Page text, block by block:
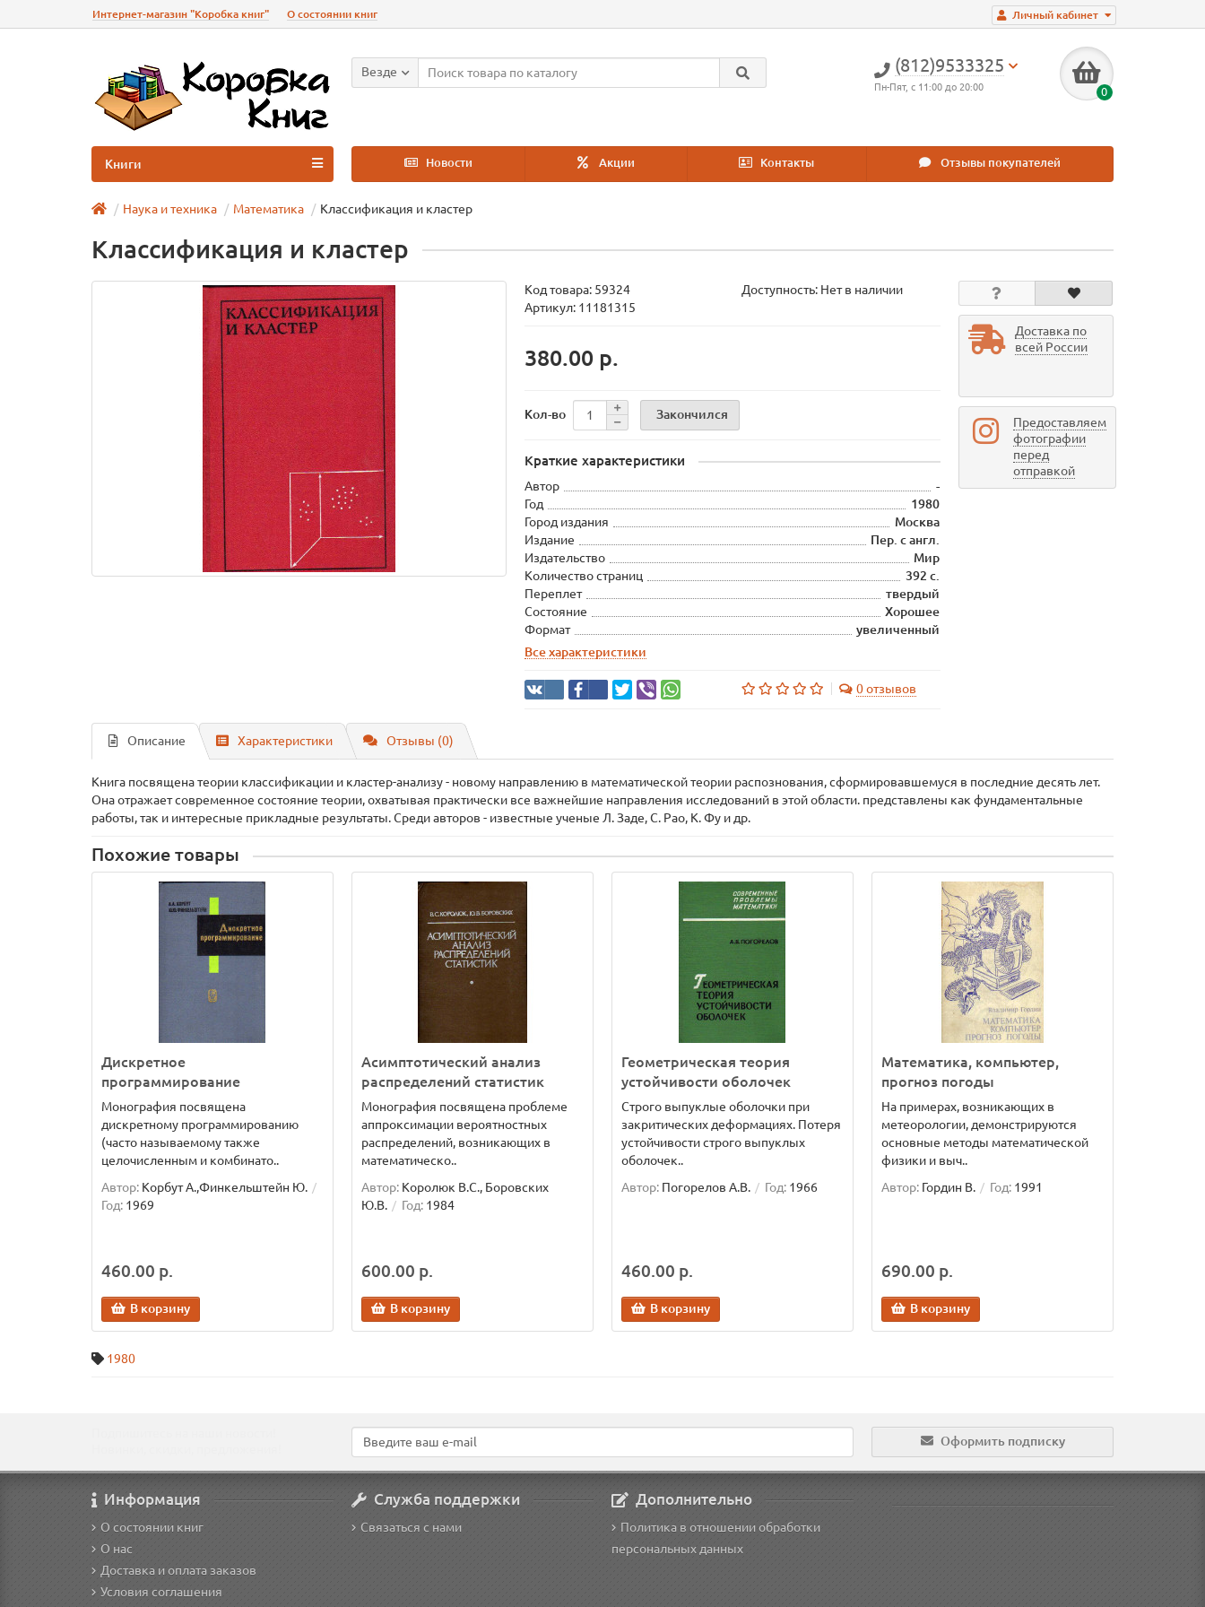
Личный кабинет
Интернет-магазин "Коробка книг" О состоянии книг
(812)9533325
Пн-Пят, с 11:00 до 20:00 0
Везде
Новости Акции Контакты Отзывы покупателей
Книги
Наука и техника Математика Классификация и кластер
Классификация и кластер
Код товара: 59324
Доступность: Нет в наличии
Артикул: 11181315
380.00 р.
Кол-во Закончился
Краткие характеристики
Автор
-
Год
1980
Город издания
Москва
Издание
Пер. с англ.
Издательство
Мир
Количество страниц
392 с.
Переплет
твердый
Состояние
Хорошее
Формат
увеличенный
Все характеристики
0 отзывов
Доставка по
всей России
Предоставляем
фотографии
перед
отправкой
Описание Характеристики Отзывы (0)
Книга посвящена теории классификации и кластер-анализу - новому направлению в математической теории распознования, сформировавшемуся в последние десять лет.
Она отражает современное состояние теории, охватывая практически все важнейшие направления исследований в этой области. представлены как фундаментальные
работы, так и интересные прикладные результаты. Среди авторов - известные ученые Л. Заде, С. Рао, К. Фу и др.
Похожие товары
Дискретное
программирование
Монография посвящена
дискретному программированию
(часто называемому также
целочисленным и комбинато..
Автор: Корбут А.,Финкельштейн Ю.
Год: 1969
460.00 р.
В корзину
Асимптотический анализ
распределений статистик
Монография посвящена проблеме
аппроксимации вероятностных
распределений, возникающих в
математическо..
Автор: Королюк В.С., Боровских
Ю.В.
Год: 1984
600.00 р.
В корзину
Геометрическая теория
устойчивости оболочек
Строго выпуклые оболочки при
закритических деформациях. Потеря
устойчивости строго выпуклых
оболочек..
Автор: Погорелов А.В. Год: 1966
460.00 р.
В корзину
Математика, компьютер,
прогноз погоды
На примерах, возникающих в
метеорологии, демонстрируются
основные методы математической
физики и выч..
Автор: Гордин В. Год: 1991
690.00 р.
В корзину
1980
Оформить подписку
Информация
О состоянии книг
О нас
Доставка и оплата заказов
Условия соглашения
Служба поддержки
Связаться с нами
Дополнительно
Политика в отношении обработки
персональных данных